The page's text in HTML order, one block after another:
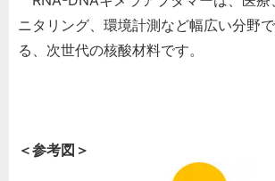
ニタリング、環境計測など幅広い分野
る、次世代の核酸材料です。
＜参考図＞